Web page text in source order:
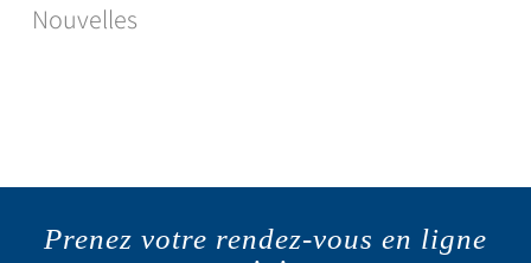
Nouvelles
Prenez votre rendez-vous en ligne